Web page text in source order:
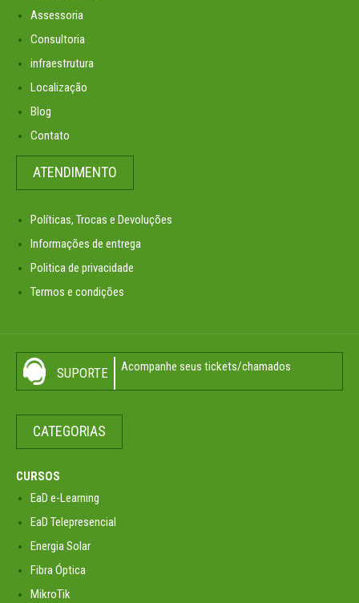
Assessoria
Consultoria
infraestrutura
Localização
Blog
Contato
ATENDIMENTO
Políticas, Trocas e Devoluções
Informações de entrega
Politica de privacidade
Termos e condições
SUPORTE Acompanhe seus tickets/chamados
CATEGORIAS
CURSOS
EaD e-Learning
EaD Telepresencial
Energia Solar
Fibra Óptica
MikroTik